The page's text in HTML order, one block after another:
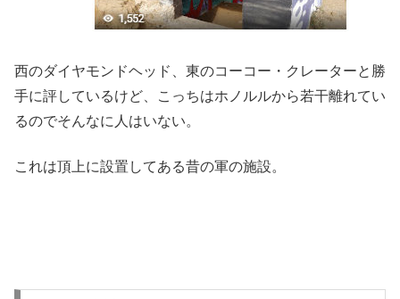
西のダイヤモンドヘッド、東のコーコー・クレーターと勝
手に評しているけど、こっちはホノルルから若干離れてい
るのでそんなに人はいない。
これは頂上に設置してある昔の軍の施設。